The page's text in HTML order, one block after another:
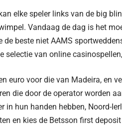
elke speler links van de big
Vandaag de dag is het
de beste niet AAMS
selectie van online
euro voor die van Madeira, en
die door de operator worden
in hun handen hebben, Noord-
en kies de Betsson first